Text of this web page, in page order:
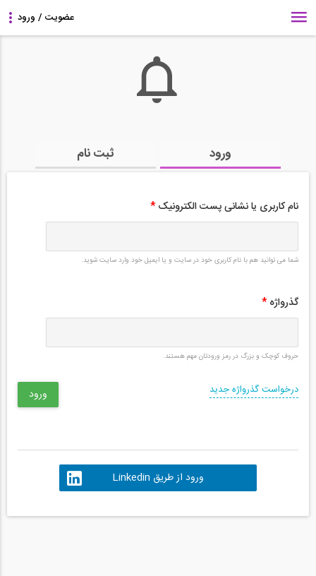
ورود ثبت نام
نام کاربری یا نشانی پست الکترونیک *
شما می توانید هم با نام کاربری خود در سایت و یا ایمیل خود وارد سایت شوید.
گذرواژه *
حروف کوچک و بزرگ در رمز ورودتان مهم هستند.
درخواست گذرواژه جدید
ورود از طریق Linkedin